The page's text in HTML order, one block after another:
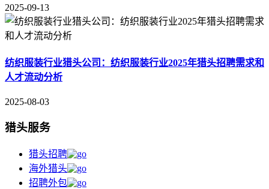
2025-09-13
纺织服装行业猎头公司：纺织服装行业2025年猎头招聘需求和
人才流动分析
2025-08-03
猎头服务
猎头招聘
海外猎头
招聘外包